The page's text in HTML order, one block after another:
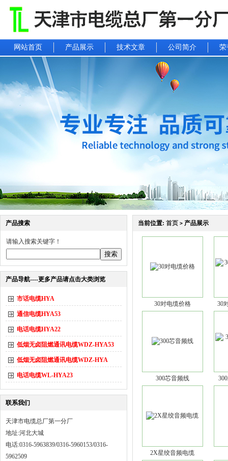
网站首页 产品展示 技术文章 公司简介 荣
产品搜索
请输入搜索关键字！
产品导航----更多产品请点击大类浏览
市话电缆HYA
通信电缆HYA53
电话电缆HYA22
低烟无卤阻燃通讯电缆WDZ-HYA53
低烟无卤阻燃通讯电缆WDZ-HYA
电话电缆WL-HYA23
联系我们
天津市电缆总厂第一分厂
地址:河北大城
电话:0316-5963839/0316-5960153/0316-
5962509
当前位置: 首页 > 产品展示
30对电缆价格 30
300芯音频线
2X星绞音频电缆